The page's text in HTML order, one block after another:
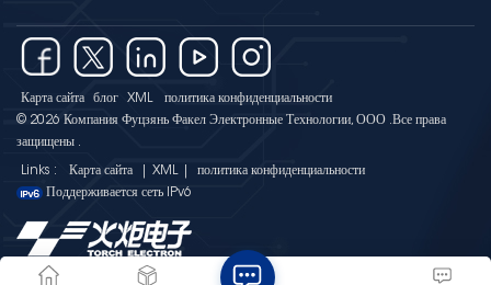
Карта сайта блог XML
политика конфиденциальности
© 2026 Компания Фуцзянь Факел Электронные Технологии, ООО .Все права
защищены .
Links : Карта сайта XML
политика конфиденциальности
Поддерживается сеть IPv6